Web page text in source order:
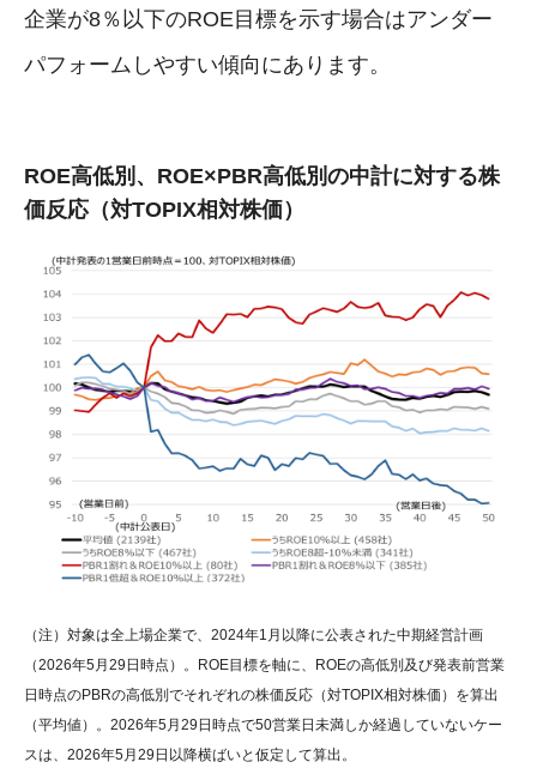
企業が8％以下のROE目標を示す場合はアンダー
パフォームしやすい傾向にあります。
ROE高低別、ROE×PBR高低別の中計に対する株
価反応（対TOPIX相対株価）
（注）対象は全上場企業で、2024年1月以降に公表された中期経営計画
（2026年5月29日時点）。ROE目標を軸に、ROEの高低別及び発表前営業
日時点のPBRの高低別でそれぞれの株価反応（対TOPIX相対株価）を算出
（平均値）。2026年5月29日時点で50営業日未満しか経過していないケー
スは、2026年5月29日以降横ばいと仮定して算出。